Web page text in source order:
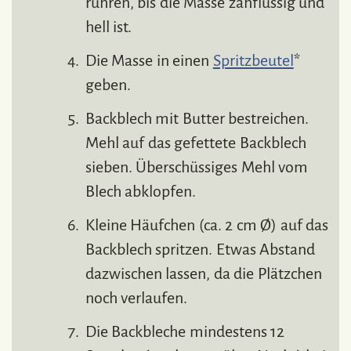
hell ist.
Die Masse in einen Spritzbeutel *
geben.
Backblech mit Butter bestreichen.
Mehl auf das gefettete Backblech
sieben. Überschüssiges Mehl vom
Blech abklopfen.
Kleine Häufchen (ca. 2 cm Ø) auf das
Backblech spritzen. Etwas Abstand
dazwischen lassen, da die Plätzchen
noch verlaufen.
Die Backbleche mindestens 12